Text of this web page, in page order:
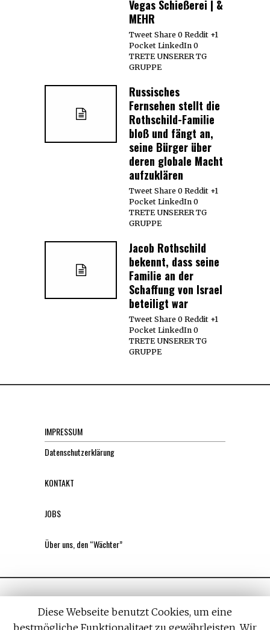
Vegas Schießerei | &
MEHR
Tweet Share 0 Reddit +1
Pocket LinkedIn 0
TRETE UNSERER TG
GRUPPE
Russisches
Fernsehen stellt die
Rothschild-Familie
bloß und fängt an,
seine Bürger über
deren globale Macht
aufzuklären
Tweet Share 0 Reddit +1
Pocket LinkedIn 0
TRETE UNSERER TG
GRUPPE
Jacob Rothschild
bekennt, dass seine
Familie an der
Schaffung von Israel
beteiligt war
Tweet Share 0 Reddit +1
Pocket LinkedIn 0
TRETE UNSERER TG
GRUPPE
IMPRESSUM
Datenschutzerklärung
KONTAKT
JOBS
Über uns, den “Wächter”
Diese Webseite benutzt Cookies, um eine
bestmögliche Funktionalitaet zu gewährleisten. Wir